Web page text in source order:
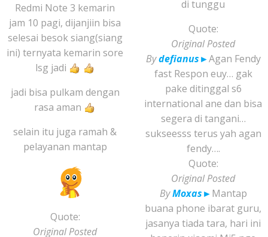
Redmi Note 3 kemarin
jam 10 pagi, dijanjiin bisa
selesai besok siang(siang
ini) ternyata kemarin sore
lsg jadi
jadi bisa pulkam dengan
rasa aman
selain itu juga ramah &
pelayanan mantap
Quote:
Original Posted
Quote:
Original Posted
Bydefianus►Agan Fendy
fast Respon euy… gak
pake ditinggal s6
international ane dan bisa
segera di tangani…
sukseesss terus yah agan
fendy….
Quote:
Original Posted
ByMoxas►Mantap
buana phone ibarat guru,
jasanya tiada tara, hari ini